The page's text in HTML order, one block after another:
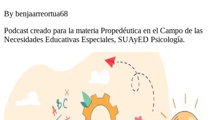
By benjaarreortua68
Podcast creado para la materia Propedéutica en el Campo de las
Necesidades Educativas Especiales, SUAyED Psicología.